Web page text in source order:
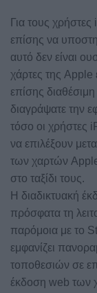
Για τους
επίσης να
αυτό δεν είναι
χάρτες της Apple
επίσης
διαγράψατε την
τόσο οι χρήστες
να επιλέξουν
των χαρτών
στο ταξίδι τους.
Η διαδικτυακή
πρόσφατα τη
παρόμοια με το
εμφανίζει
τοποθεσιών σε
έκδοση web των